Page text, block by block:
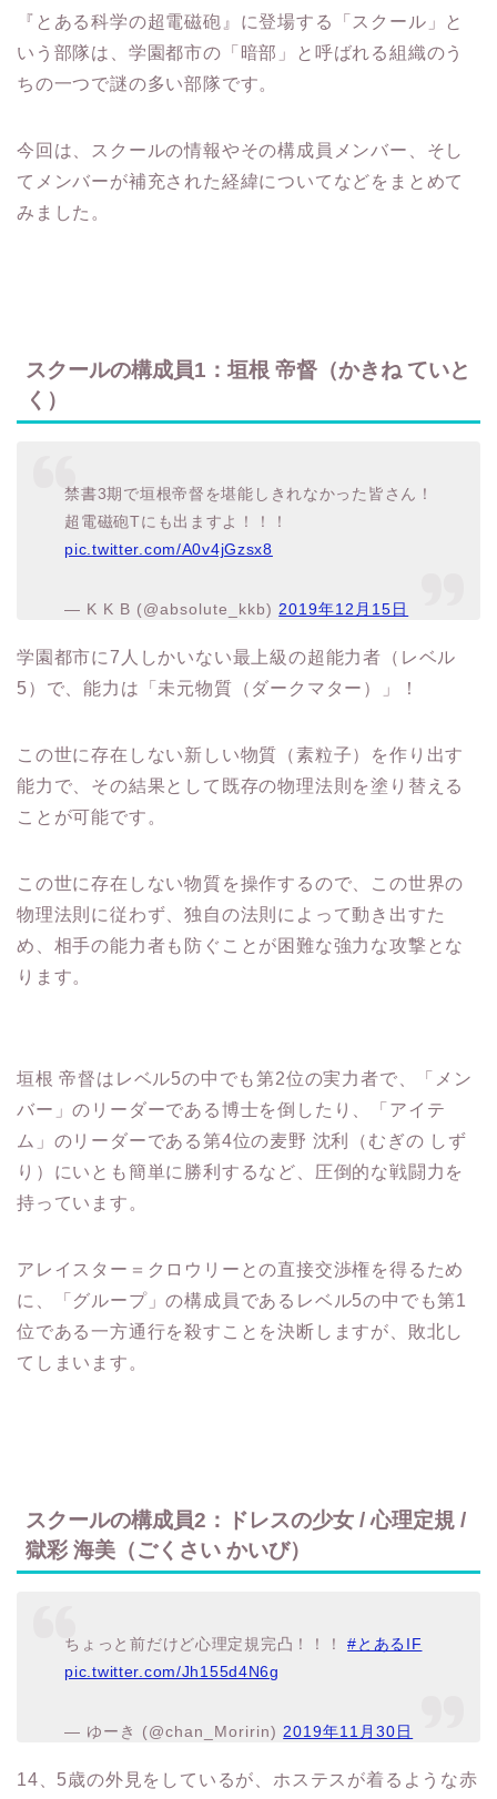
『とある科学の超電磁砲』に登場する「スクール」と
いう部隊は、学園都市の「暗部」と呼ばれる組織のう
ちの一つで謎の多い部隊です。
今回は、スクールの情報やその構成員メンバー、そし
てメンバーが補充された経緯についてなどをまとめて
みました。
スクールの構成員1：垣根 帝督（かきね ていと
く）
禁書3期で垣根帝督を堪能しきれなかった皆さん！
超電磁砲Tにも出ますよ！！！
pic.twitter.com/A0v4jGzsx8
— K K B (@absolute_kkb) 2019年12月15日
学園都市に7人しかいない最上級の超能力者（レベル
5）で、能力は「未元物質（ダークマター）」！
この世に存在しない新しい物質（素粒子）を作り出す
能力で、その結果として既存の物理法則を塗り替える
ことが可能です。
この世に存在しない物質を操作するので、この世界の
物理法則に従わず、独自の法則によって動き出すた
め、相手の能力者も防ぐことが困難な強力な攻撃とな
ります。
垣根 帝督はレベル5の中でも第2位の実力者で、「メン
バー」のリーダーである博士を倒したり、「アイテ
ム」のリーダーである第4位の麦野 沈利（むぎの しず
り）にいとも簡単に勝利するなど、圧倒的な戦闘力を
持っています。
アレイスター＝クロウリーとの直接交渉権を得るため
に、「グループ」の構成員であるレベル5の中でも第1
位である一方通行を殺すことを決断しますが、敗北し
てしまいます。
スクールの構成員2：ドレスの少女 / 心理定規 /
獄彩 海美（ごくさい かいび）
ちょっと前だけど心理定規完凸！！！#とあるIF
pic.twitter.com/Jh155d4N6g
— ゆーき (@chan_Moririn) 2019年11月30日
14、5歳の外見をしているが、ホステスが着るような赤